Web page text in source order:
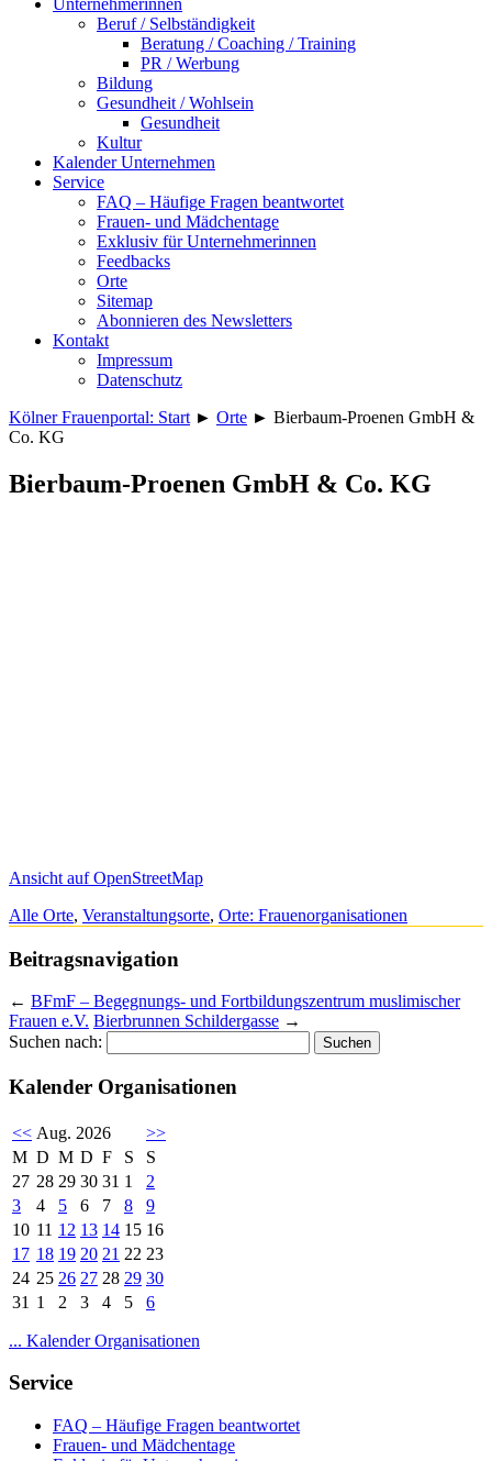
Unternehmerinnen
Beruf / Selbständigkeit
Beratung / Coaching / Training
PR / Werbung
Bildung
Gesundheit / Wohlsein
Gesundheit
Kultur
Kalender Unternehmen
Service
FAQ – Häufige Fragen beantwortet
Frauen- und Mädchentage
Exklusiv für Unternehmerinnen
Feedbacks
Orte
Sitemap
Abonnieren des Newsletters
Kontakt
Impressum
Datenschutz
Kölner Frauenportal: Start ► Orte ► Bierbaum-Proenen GmbH &
Co. KG
Bierbaum-Proenen GmbH & Co. KG
Ansicht auf OpenStreetMap
Alle Orte, Veranstaltungsorte, Orte: Frauenorganisationen
Beitragsnavigation
← BFmF – Begegnungs- und Fortbildungszentrum muslimischer
Frauen e.V. Bierbrunnen Schildergasse →
Suchen nach:
Kalender Organisationen
<< Aug. 2026
>>
M D M D F S
S
27 28 29 30 31 1
2
3
4 5 6 7 8
9
10 11 12 13 14 15 16
17 18 19 20 21 22 23
24 25 26 27 28 29 30
31 1 2 3 4 5 6
... Kalender Organisationen
Service
FAQ – Häufige Fragen beantwortet
Frauen- und Mädchentage